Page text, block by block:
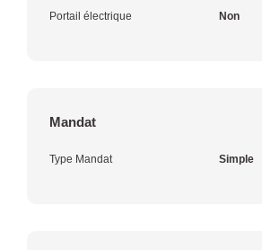
Portail électrique Non
Mandat
Type Mandat Simple